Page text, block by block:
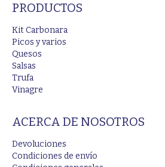
PRODUCTOS
Kit Carbonara
Picos y varios
Quesos
Salsas
Trufa
Vinagre
ACERCA DE NOSOTROS
Devoluciones
Condiciones de envío